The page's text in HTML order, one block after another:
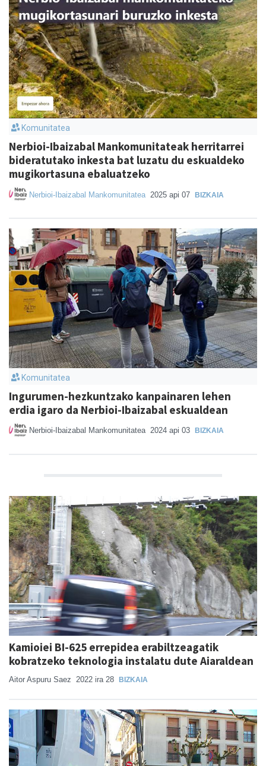
Komunitatea
Nerbioi-Ibaizabal Mankomunitateak herritarrei
bideratutako inkesta bat luzatu du eskualdeko
mugikortasuna ebaluatzeko
Nerbioi-Ibaizabal Mankomunitatea 2025 api 07 BIZKAIA
Komunitatea
Ingurumen-hezkuntzako kanpainaren lehen
erdia igaro da Nerbioi-Ibaizabal eskualdean
Nerbioi-Ibaizabal Mankomunitatea 2024 api 03 BIZKAIA
Kamioiei BI-625 errepidea erabiltzeagatik
kobratzeko teknologia instalatu dute Aiaraldean
Aitor Aspuru Saez 2022 ira 28 BIZKAIA